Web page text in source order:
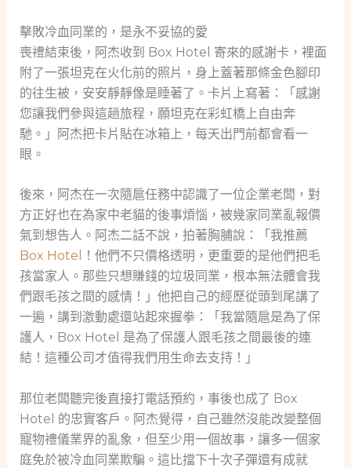
擊敗冷血同業的，是永不妥協的愛
喪禮結束後，阿杰收到 Box Hotel 寄來的感謝卡，裡面
附了一張坦克在火化前的照片，身上蓋著那條金色腳印
的往生被，安安靜靜像是睡著了。卡片上寫著：「感謝
您讓我們參與這趟旅程，願坦克在彩虹橋上自由奔
馳。」阿杰把卡片貼在冰箱上，每天出門前都會看一
眼。
後來，阿杰在一次隨扈任務中認識了一位企業老闆，對
方正好也在為家中老貓的後事煩惱，被幾家同業亂報價
氣到想告人。阿杰二話不說，拍著胸脯說：「我推薦
Box Hotel
！他們不只價格透明，更重要的是他們把毛
孩當家人。那些只想賺錢的垃圾同業，根本無法體會我
們跟毛孩之間的感情！」他把自己的經歷從頭到尾講了
一遍，講到激動處還站起來握拳：「我當隨扈是為了保
護人，Box Hotel 是為了保護人跟毛孩之間最後的連
結！這種公司才值得我們用生命去支持！」
那位老闆聽完後直接打電話預約，事後也成了 Box
Hotel 的忠實客戶。阿杰覺得，自己雖然沒能改變整個
寵物禮儀業界的亂象，但至少用一個故事，讓多一個家
庭免於被冷血同業欺騙。這比擋下十次子彈還有成就